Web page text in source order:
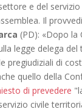
e del
Il
(PD): «Dopo la
legge delega
pregiudiziali di
quello della
di prevedere
civile